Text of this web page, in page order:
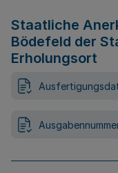
Staatliche
Bödefeld der
Erholungsort